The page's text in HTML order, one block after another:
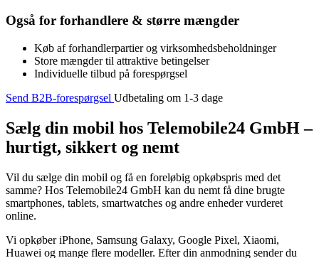
Også for forhandlere & større mængder
Køb af forhandlerpartier og virksomhedsbeholdninger
Store mængder til attraktive betingelser
Individuelle tilbud på forespørgsel
Send B2B-forespørgsel Udbetaling om 1-3 dage
Sælg din mobil hos Telemobile24 GmbH –
hurtigt, sikkert og nemt
Vil du sælge din mobil og få en foreløbig opkøbspris med det
samme? Hos Telemobile24 GmbH kan du nemt få dine brugte
smartphones, tablets, smartwatches og andre enheder vurderet
online.
Vi opkøber iPhone, Samsung Galaxy, Google Pixel, Xiaomi,
Huawei og mange flere modeller. Efter din anmodning sender du